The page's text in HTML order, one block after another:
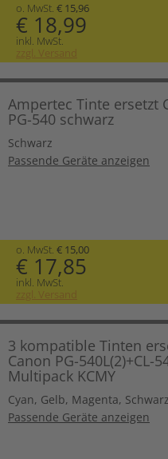
o. MwSt. € 15,96
€ 18,99
inkl. MwSt.
zzgl. Versand
Ampertec Tinte ersetzt
PG-540 schwarz
Schwarz
Passende Geräte anzeigen
o. MwSt. € 15,00
€ 17,85
inkl. MwSt.
zzgl. Versand
3 kompatible Tinten
Canon PG-540L(2)+CL-
Multipack KCMY
Cyan, Gelb, Magenta, Schwarz
Passende Geräte anzeigen